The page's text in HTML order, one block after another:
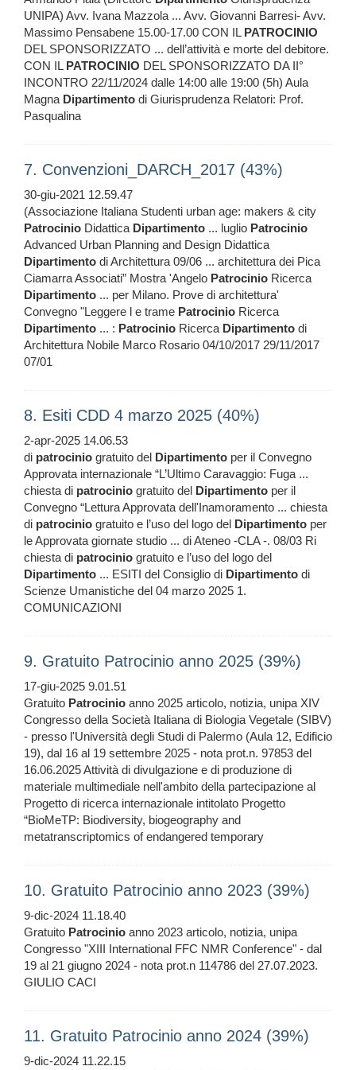
UNIPA) Avv. Ivana Mazzola ... Avv. Giovanni Barresi- Avv.
Massimo Pensabene 15.00-17.00 CON IL PATROCINIO
DEL SPONSORIZZATO ... dell’attività e morte del debitore.
CON IL PATROCINIO DEL SPONSORIZZATO DA II°
INCONTRO 22/11/2024 dalle 14:00 alle 19:00 (5h) Aula
Magna Dipartimento di Giurisprudenza Relatori: Prof.
Pasqualina
7. Convenzioni_DARCH_2017 (43%)
30-giu-2021 12.59.47
(Associazione Italiana Studenti urban age: makers & city
Patrocinio Didattica Dipartimento ... luglio Patrocinio
Advanced Urban Planning and Design Didattica
Dipartimento di Architettura 09/06 ... architettura dei Pica
Ciamarra Associati” Mostra 'Angelo Patrocinio Ricerca
Dipartimento ... per Milano. Prove di architettura'
Convegno "Leggere l e trame Patrocinio Ricerca
Dipartimento ... : Patrocinio Ricerca Dipartimento di
Architettura Nobile Marco Rosario 04/10/2017 29/11/2017
07/01
8. Esiti CDD 4 marzo 2025 (40%)
2-apr-2025 14.06.53
di patrocinio gratuito del Dipartimento per il Convegno
Approvata internazionale “L’Ultimo Caravaggio: Fuga ...
chiesta di patrocinio gratuito del Dipartimento per il
Convegno “Lettura Approvata dell'Inamoramento ... chiesta
di patrocinio gratuito e l’uso del logo del Dipartimento per
le Approvata giornate studio ... di Ateneo -CLA -. 08/03 Ri
chiesta di patrocinio gratuito e l’uso del logo del
Dipartimento ... ESITI del Consiglio di Dipartimento di
Scienze Umanistiche del 04 marzo 2025 1.
COMUNICAZIONI
9. Gratuito Patrocinio anno 2025 (39%)
17-giu-2025 9.01.51
Gratuito Patrocinio anno 2025 articolo, notizia, unipa XIV
Congresso della Società Italiana di Biologia Vegetale (SIBV)
- presso l'Università degli Studi di Palermo (Aula 12, Edificio
19), dal 16 al 19 settembre 2025 - nota prot.n. 97853 del
16.06.2025 Attività di divulgazione e di produzione di
materiale multimediale nell'ambito della partecipazione al
Progetto di ricerca internazionale intitolato Progetto
“BioMeTP: Biodiversity, biogeography and
metatranscriptomics of endangered temporary
10. Gratuito Patrocinio anno 2023 (39%)
9-dic-2024 11.18.40
Gratuito Patrocinio anno 2023 articolo, notizia, unipa
Congresso "XIII International FFC NMR Conference" - dal
19 al 21 giugno 2024 - nota prot.n 114786 del 27.07.2023.
GIULIO CACI
11. Gratuito Patrocinio anno 2024 (39%)
9-dic-2024 11.22.15